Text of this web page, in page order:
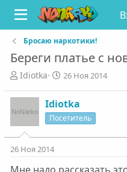
Бросаю наркотики!
Береги платье с
А
т
о
т
м
ы
Idiotka
Д
а
н
л
26 Ноя 2014
Idiotka
Посетитель
26 Ноя 2014